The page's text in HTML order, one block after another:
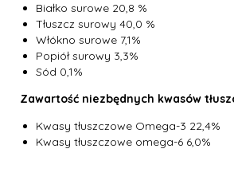
Białko surowe 20,8 %
Tłuszcz surowy 40,0 %
Włókno surowe 7,1%
Popiół surowy 3,3%
Sód 0,1%
Zawartość niezbędnych kwasów
Kwasy tłuszczowe Omega-3 22,4%
Kwasy tłuszczowe omega-6 6,0%